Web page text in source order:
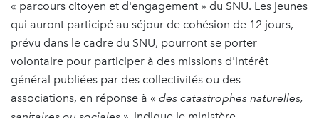
« parcours citoyen et d'engagement » du SNU. Les jeunes
qui auront participé au séjour de cohésion de 12 jours,
prévu dans le cadre du SNU, pourront se porter
volontaire pour participer à des missions d'intérêt
général publiées par des collectivités ou des
associations, en réponse à « des catastrophes naturelles,